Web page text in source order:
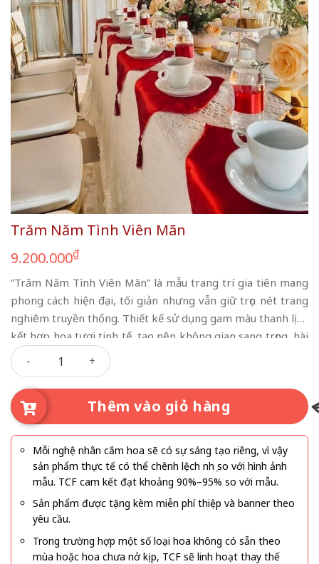
Trăm Năm Tình Viên Mãn
9.200.000₫
“Trăm Năm Tình Viên Mãn” là mẫu trang trí gia tiên mang
phong cách hiện đại, tối giản nhưng vẫn giữ trọn nét trang
nghiêm truyền thống. Thiết kế sử dụng gam màu thanh lịch
kết hợp hoa tươi tinh tế, tạo nên không gian sang trọng, hài
hòa và đầy cảm xúc trong ngày cưới hỏi.
Trăm Năm Tình Viên Mãn số lượng
Thêm vào giỏ hàng
Mỗi nghệ nhân cắm hoa sẽ có sự sáng tạo riêng, vì vậy
sản phẩm thực tế có thể chênh lệch nhẹ so với hình ảnh
mẫu. TCF cam kết đạt khoảng 90%–95% so với mẫu.
Sản phẩm được tặng kèm miễn phí thiệp và banner theo
yêu cầu.
Trong trường hợp một số loại hoa không có sẵn theo
mùa hoặc hoa chưa nở kịp, TCF sẽ linh hoạt thay thế